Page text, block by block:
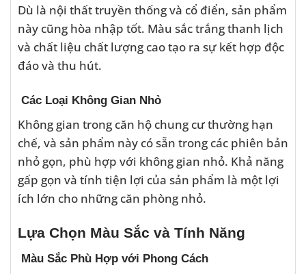
Dù là nội thất truyền thống và cổ điển, sản phẩm
này cũng hòa nhập tốt. Màu sắc trắng thanh lịch
và chất liệu chất lượng cao tạo ra sự kết hợp độc
đáo và thu hút.
Các Loại Không Gian Nhỏ
Không gian trong căn hộ chung cư thường hạn
chế, và sản phẩm này có sẵn trong các phiên bản
nhỏ gọn, phù hợp với không gian nhỏ. Khả năng
gấp gọn và tính tiện lợi của sản phẩm là một lợi
ích lớn cho những căn phòng nhỏ.
Lựa Chọn Màu Sắc và Tính Năng
Màu Sắc Phù Hợp với Phong Cách